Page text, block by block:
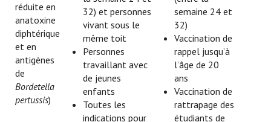
réduite en
anatoxine
diphtérique
et en
antigènes
de
Bordetella
pertussis)
32) et personnes
vivant sous le
même toit
Personnes
travaillant avec
de jeunes
enfants
Toutes les
indications pour
semaine 24 et
32)
Vaccination de
rappel jusqu’à
l’âge de 20
ans
Vaccination de
rattrapage des
étudiants de